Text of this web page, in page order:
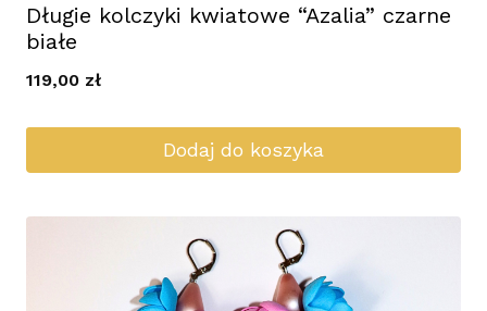
Długie kolczyki kwiatowe “Azalia” czarne
białe
119,00 zł
Dodaj do koszyka